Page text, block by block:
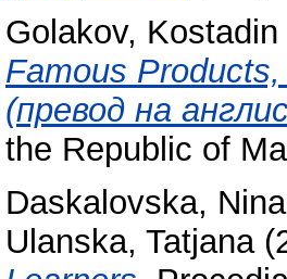
Golakov, Kostadin
Famous
(превод на
the Republic of
Daskalovska, Nina
Ulanska, Tatjana